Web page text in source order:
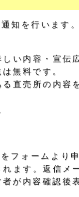
知を行います。
い内容・宣伝
無料です。
直売所の内容
フォームより
ます。返信メ
が内容確認後